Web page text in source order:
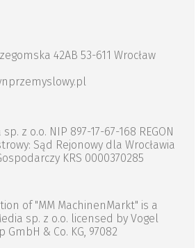
42AB 53-611 Wrocław
z o.o. NIP 897-17-67-168 REGON
Sąd Rejonowy dla Wrocławia
KRS 0000370285
of "MM MachinenMarkt" is a
sp. z o.o. licensed by Vogel
& Co. KG, 97082